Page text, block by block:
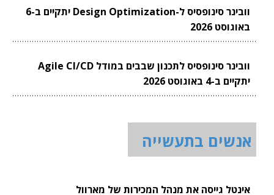
וובינר סינופסיס ל-Design Optimization יתקיים ב-6
באוגוסט 2026
וובינר סינופסיס לתכנון שבבים במודל Agile CI/CD
יתקיים ב-4 באוגוסט 2026
אנשים בתעשייה
אינטל גייסה את מנהל המכירות של מארוול